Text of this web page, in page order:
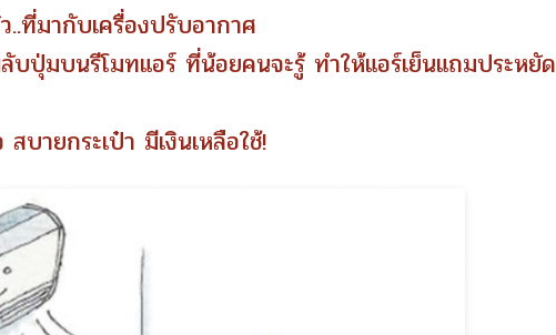
..ที่มากับเครื่องปรับอากาศ
บปุ่มบนรีโมทแอร์ ที่น้อยคนจะรู้ ทำให้แอร์เย็นแถมประหยัด
บายกระเป๋า มีเงินเหลือใช้!